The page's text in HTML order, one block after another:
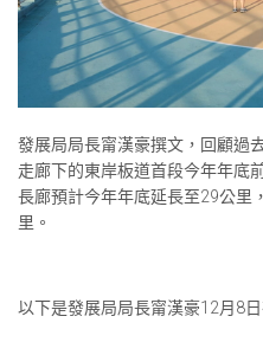
發展局局長甯漢豪撰文，回顧過
走廊下的東岸板道首段今年年底
長廊預計今年年底延長至29公里
里。
以下是發展局局長甯漢豪12月8